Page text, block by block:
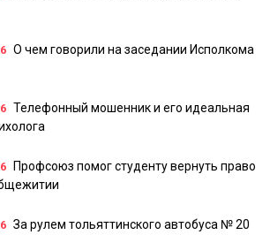
О чем говорили на заседании Исполкома
Телефонный мошенник и его идеальная
Профсоюз помог студенту вернуть право
За рулем тольяттинского автобуса № 20